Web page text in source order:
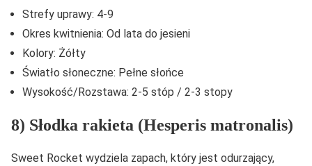
Strefy uprawy: 4-9
Okres kwitnienia: Od lata do jesieni
Kolory: Żółty
Światło słoneczne: Pełne słońce
Wysokość/Rozstawa: 2-5 stóp / 2-3 stopy
8) Słodka rakieta (Hesperis matronalis)
Sweet Rocket wydziela zapach, który jest odurzający,